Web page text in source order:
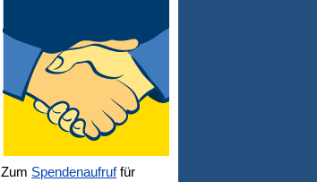
Zum Spendenaufruffür